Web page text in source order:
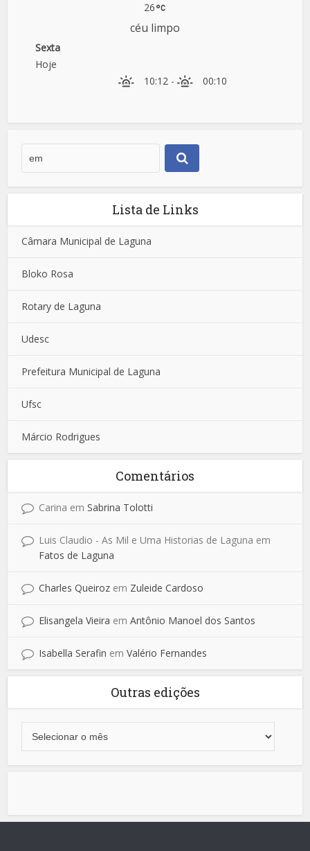
26
céu limpo
Sexta
Hoje
10:12- 00:10
Lista de Links
Câmara Municipal de Laguna
Bloko Rosa
Rotary de Laguna
Udesc
Prefeitura Municipal de Laguna
Ufsc
Márcio Rodrigues
Comentários
Carina emSabrina Tolotti
Luis Claudio - As Mil e Uma Historias de Laguna em
Fatos de Laguna
Charles Queiroz em Zuleide Cardoso
Elisangela Vieira emAntônio Manoel dos Santos
Isabella Serafin emValério Fernandes
Outras edições